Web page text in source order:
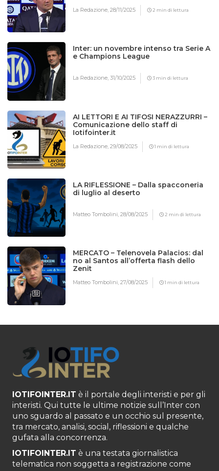
La Redazione,28/11/2025 2 min di lettura
Inter: un novembre intenso tra Serie A
e Champions League
La Redazione,31/10/2025 3 min di lettura
AI LETTORI E AI TIFOSI NERAZZURRI –
Comunicazione dello staff di
Iotifointer.it
La Redazione,29/08/2025 1 min di lettura
LA RIFLESSIONE – Dalla spacconeria
di luglio al deserto
Matteo Tombolini,28/08/2025 2 min di lettura
MERCATO – Telenovela Palacios: dal
no al Santos all’offerta flash dello
Zenit
Matteo Tombolini,27/08/2025 1 min di lettura
IOTIFOINTER.IT è il portale degli interisti e per gli
interisti. Qui tutte le ultime notizie sull’Inter con
uno sguardo al passato e un occhio sul presente,
tra mercato, analisi, social, riflessioni e qualche
gufata alla concorrenza.
IOTIFOINTER.IT è una testata giornalistica
telematica non soggetta a registrazione come